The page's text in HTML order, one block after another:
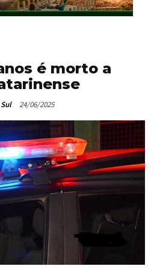
é morto a
24/06/2025